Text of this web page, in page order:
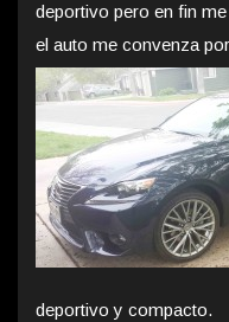
deportivo pero en fin
el auto me convenza
deportivo y compacto.